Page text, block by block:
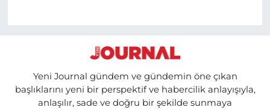
Yeni Journal gündem ve gündemin öne çıkan
başlıklarını yeni bir perspektif ve habercilik anlayışıyla,
anlaşılır, sade ve doğru bir şekilde sunmaya